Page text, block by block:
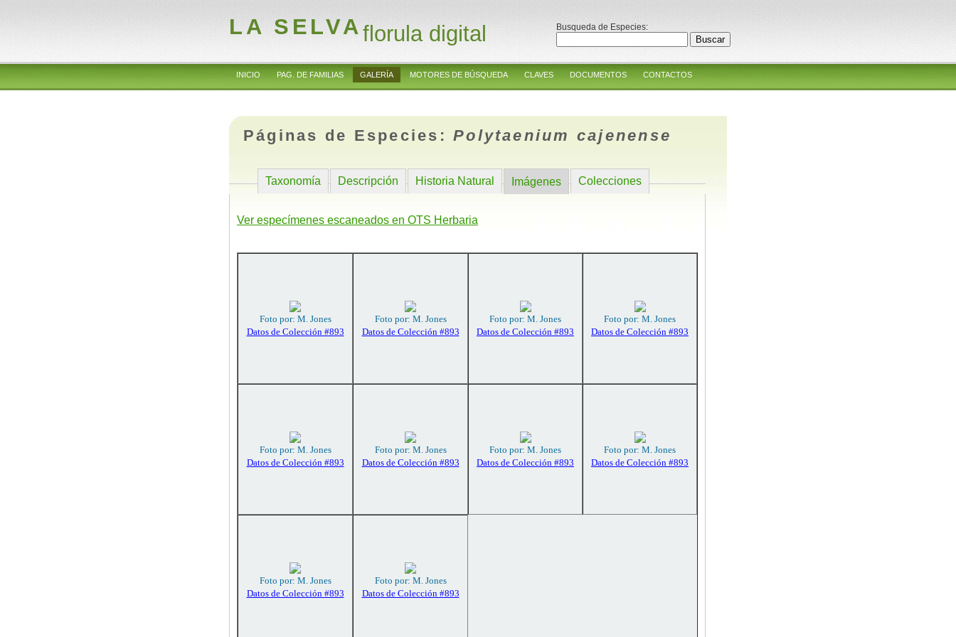
LA SELVAflorula digital Busqueda de Especies:
INICIO PAG. DE FAMILIAS GALERÍA MOTORES DE BÚSQUEDA CLAVES DOCUMENTOS CONTACTOS
Páginas de Especies:Polytaenium cajenense
Taxonomía Descripción Historia Natural Imágenes Colecciones
Ver especímenes escaneados en OTS Herbaria
Foto por: M. Jones
Datos de Colección #893
Foto por: M. Jones
Datos de Colección #893
Foto por: M. Jones
Datos de Colección #893
Foto por: M. Jones
Datos de Colección #893
Foto por: M. Jones
Datos de Colección #893
Foto por: M. Jones
Datos de Colección #893
Foto por: M. Jones
Datos de Colección #893
Foto por: M. Jones
Datos de Colección #893
Foto por: M. Jones
Datos de Colección #893
Foto por: M. Jones
Datos de Colección #893